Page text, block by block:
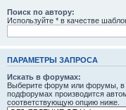
Поиск по автору:
Используйте * в качестве
ПАРАМЕТРЫ ЗАПРОСА
Искать в форумах:
Выберите форум или форумы, в
подфорумах производится
соответствующую опцию ниже.